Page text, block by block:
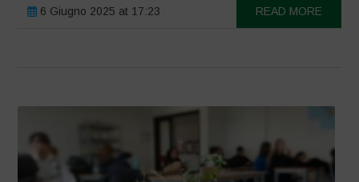
6 Giugno 2025 at 17:23 READ MORE